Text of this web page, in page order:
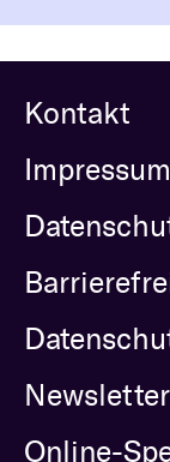
Kontakt
Impressum
Online-